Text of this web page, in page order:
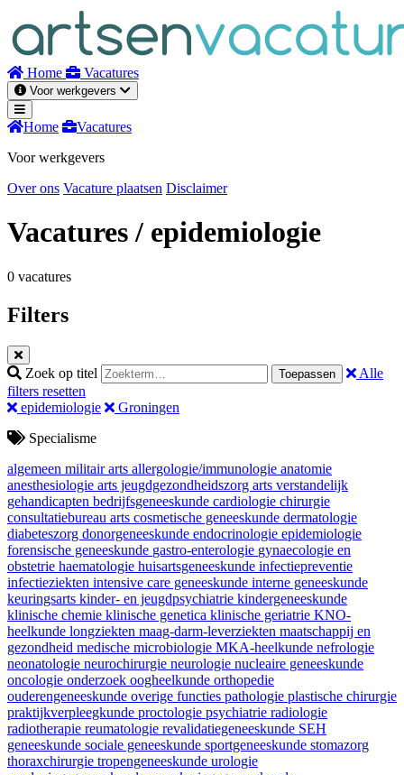
inhoud
Home Vacatures
Voor werkgevers
Home
Vacatures
Voor werkgevers
Over ons Vacature plaatsen Disclaimer
Vacatures/ epidemiologie
0 vacatures
Filters
Zoek op titel Toepassen
Alle
filters resetten
epidemiologie
Groningen
Specialisme
algemeen militair arts allergologie/immunologie anatomie
anesthesiologie arts jeugdgezondheidszorg arts verstandelijk
gehandicapten bedrijfsgeneeskunde cardiologie chirurgie
consultatiebureau arts cosmetische geneeskunde dermatologie
diabeteszorg donorgeneeskunde endocrinologie epidemiologie
forensische geneeskunde gastro-enterologie gynaecologie en
obstetrie haematologie huisartsgeneeskunde infectiepreventie
infectieziekten intensive care geneeskunde interne geneeskunde
keuringsarts kinder- en jeugdpsychiatrie kindergeneeskunde
klinische chemie klinische genetica klinische geriatrie KNO-
heelkunde longziekten maag-darm-leverziekten maatschappij en
gezondheid medische microbiologie MKA-heelkunde nefrologie
neonatologie neurochirurgie neurologie nucleaire geneeskunde
oncologie onderzoek oogheelkunde orthopedie
ouderengeneeskunde overige functies pathologie plastische chirurgie
praktijkverpleegkunde proctologie psychiatrie radiologie
radiotherapie reumatologie revalidatiegeneeskunde SEH
geneeskunde sociale geneeskunde sportgeneeskunde stomazorg
thoraxchirurgie tropengeneeskunde urologie